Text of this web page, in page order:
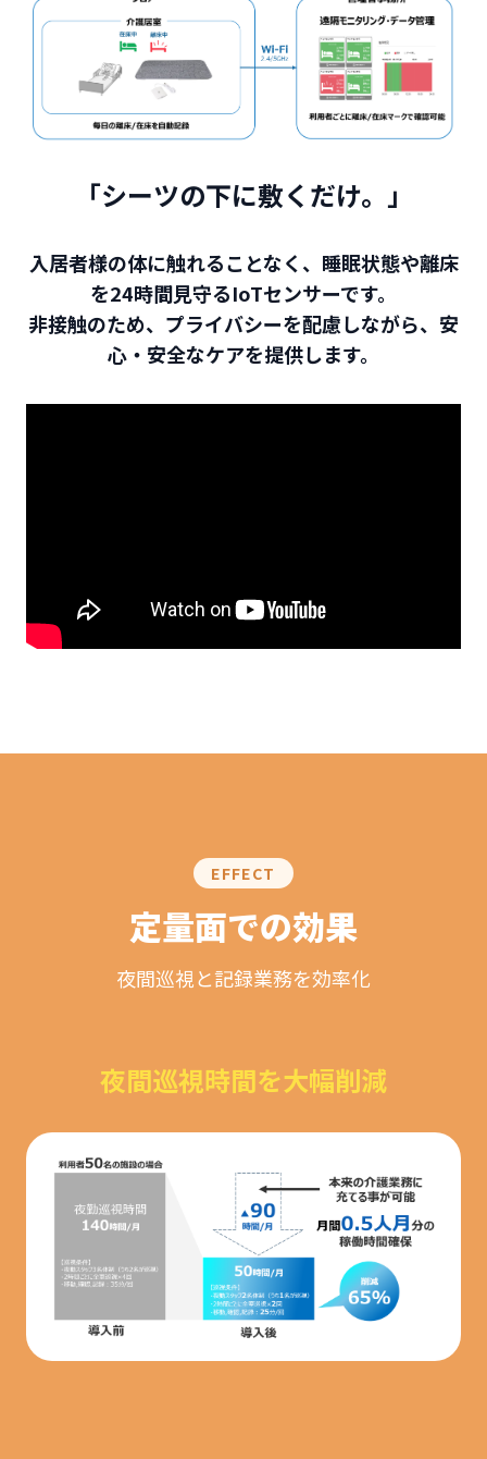
「シーツの下に敷くだけ。」
入居者様の体に触れることなく、睡眠状態や離床
を24時間見守るIoTセンサーです。
非接触のため、プライバシーを配慮しながら、安
心・安全なケアを提供します。
EFFECT
定量面での効果
夜間巡視と記録業務を効率化
夜間巡視時間を大幅削減